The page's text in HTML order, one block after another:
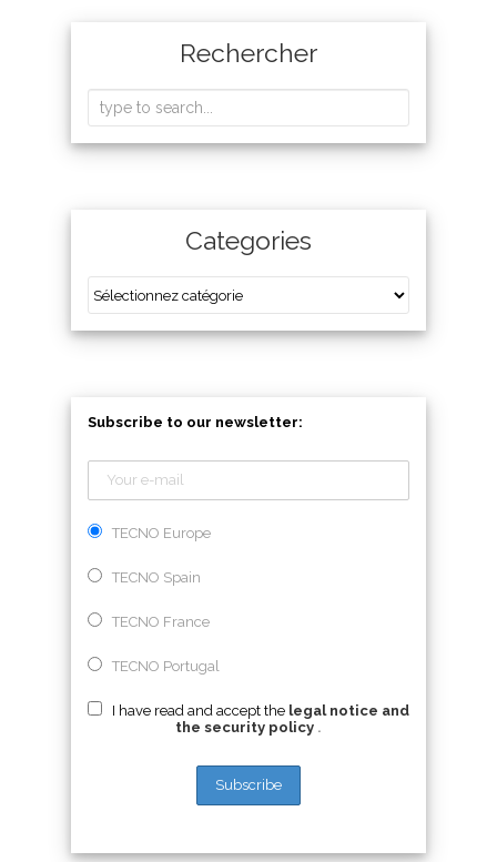
Rechercher
Categories
Subscribe to our newsletter:
TECNO Europe
TECNO Spain
TECNO France
TECNO Portugal
I have read and accept the legal notice and
the security policy .